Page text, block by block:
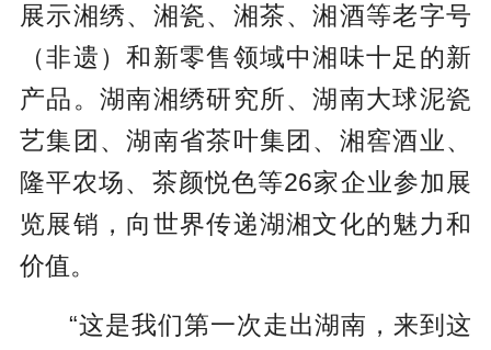
展示湘绣、湘瓷、湘茶、湘酒等老字号
（非遗）和新零售领域中湘味十足的新
产品。湖南湘绣研究所、湖南大球泥瓷
艺集团、湖南省茶叶集团、湘窖酒业、
隆平农场、茶颜悦色等26家企业参加展
览展销，向世界传递湖湘文化的魅力和
价值。
“这是我们第一次走出湖南，来到这